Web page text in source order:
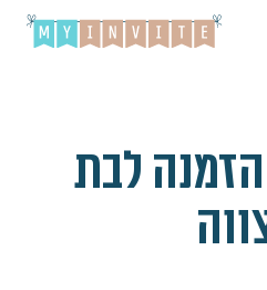
לבת